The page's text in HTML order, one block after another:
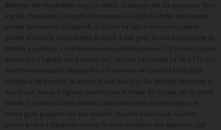
Bartimeo sta mendicando lungo la strada, si accorge che sta passando Gesù
e grida, chiede pietà, lo vogliono far tacere e lui grida più forte. Avrà sentito
parlare del maestro di Nazareth, di ciò che ha fatto e non vuole perdere
questa occasione, vuole vedere di nuovo. Il suo grido, la sua disperazione dà
fastidio a qualcuno: «lo rimproveravano perché tacesse». C’è chi non capisce
ancora che il Signore non è venuto per i sani ma per i malati (cf Mc 2,17), non
accetta ancora questo Messia che si è immerso nell’umanità ferita dalla
malattia e dal peccato, ha ancora la sua idea di un Dio distante che va per la
sua strada. Invece il Signore cammina per le strade del mondo, per le nostre
strade, ci incontra là dove viviamo, così come siamo e come stiamo, le
nostre grida giungono alle sue orecchie, toccano il suo cuore: «Questo
povero grida e il Signore lo ascolta, lo salva da tutte le sue angosce» ( Sal